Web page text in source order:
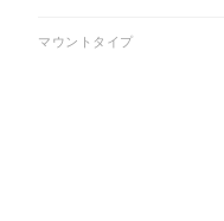
マウントタイプ